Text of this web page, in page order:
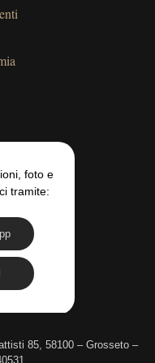
foto e
tramite:
85, 58100 – Grosseto –